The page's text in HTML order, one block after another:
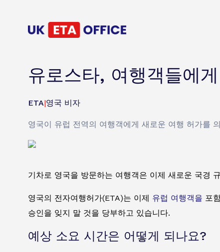
유로스타, 여행객들에
ETA|영국 비자
영국이 유럽 전역의 여행객에게 새로운 여행 허가를
기차로 영국을 방문하는 여행객은 이제 새로운 국경
영국의 전자여행허가(ETA)는 이제 유럽 여행객을 포
승인을 잊지 말 것을 당부하고 있습니다.
예상 소요 시간은 어떻게 되나요?